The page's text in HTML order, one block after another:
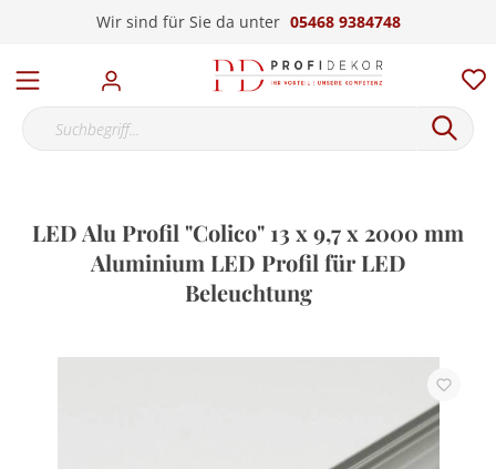
Wir sind für Sie da unter 05468 9384748
LED Alu Profil "Colico" 13 x 9,7 x 2000 mm
Aluminium LED Profil für LED
Beleuchtung